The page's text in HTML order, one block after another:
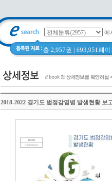
에
총 2,957권 | 693,951페
2018-2022 경기도 법정감염병 발생현황 보